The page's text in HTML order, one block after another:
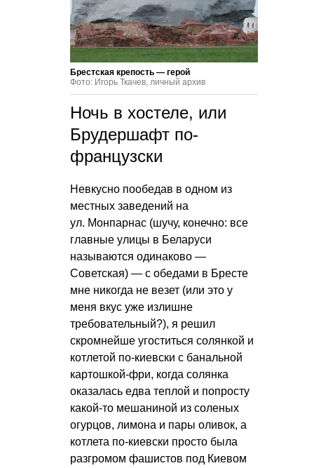
Брестская крепость — герой
Фото: Игорь Ткачев, личный архив
Ночь в хостеле, или
Брудершафт по-
французски
Невкусно пообедав в одном из
местных заведений на
ул. Монпарнас (шучу, конечно: все
главные улицы в Беларуси
называются одинаково —
Советская) — с обедами в Бресте
мне никогда не везет (или это у
меня вкус уже излишне
требовательный?), я решил
скромнейше угоститься солянкой и
котлетой по-киевски с банальной
картошкой-фри, когда солянка
оказалась едва теплой и попросту
какой-то мешаниной из соленых
огурцов, лимона и пары оливок, а
котлета по-киевски просто была
разгромом фашистов под Киевом